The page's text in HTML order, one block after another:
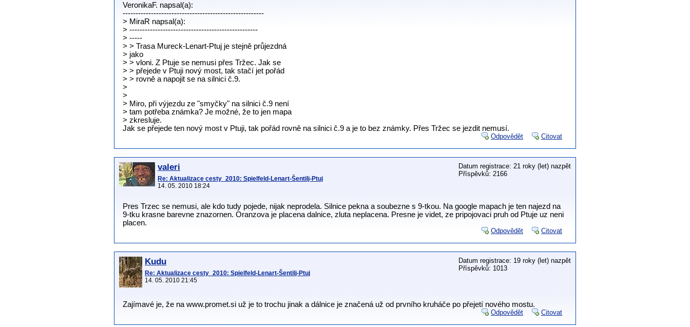
VeronikaF. napsal(a):
-------------------------------------------------------
> MiraR napsal(a):
> --------------------------------------------------
> -----
> > Trasa Mureck-Lenart-Ptuj je stejně průjezdná
> jako
> > vloni. Z Ptuje se nemusi přes Tržec. Jak se
> > přejede v Ptuji nový most, tak stačí jet pořád
> > rovně a napojit se na silnici č.9.
>
>
> Miro, při výjezdu ze "smyčky" na silnici č.9 není
> tam potřeba známka? Je možné, že to jen mapa
> zkresluje.
Jak se přejede ten nový most v Ptuji, tak pořád rovně na silnici č.9 a je to bez známky. Přes Tržec se jezdit nemusí.
Odpovědět Citovat
valeri
Re: Aktualizace cesty_2010: Spielfeld-Lenart-Šentilj-Ptuj
14. 05. 2010 18:24
Datum registrace: 21 roky (let) nazpět
Příspěvků: 2166
Pres Trzec se nemusi, ale kdo tudy pojede, nijak neprodela. Silnice pekna a soubezne s 9-tkou. Na google mapach je ten najezd na
9-tku krasne barevne znazornen. Oranzova je placena dalnice, zluta neplacena. Presne je videt, ze pripojovaci pruh od Ptuje uz neni
placen.
Odpovědět Citovat
Kudu
Re: Aktualizace cesty_2010: Spielfeld-Lenart-Šentilj-Ptuj
14. 05. 2010 21:45
Datum registrace: 19 roky (let) nazpět
Příspěvků: 1013
Zajímavé je, že na www.promet.si už je to trochu jinak a dálnice je značená už od prvního kruháče po přejetí nového mostu.
Odpovědět Citovat